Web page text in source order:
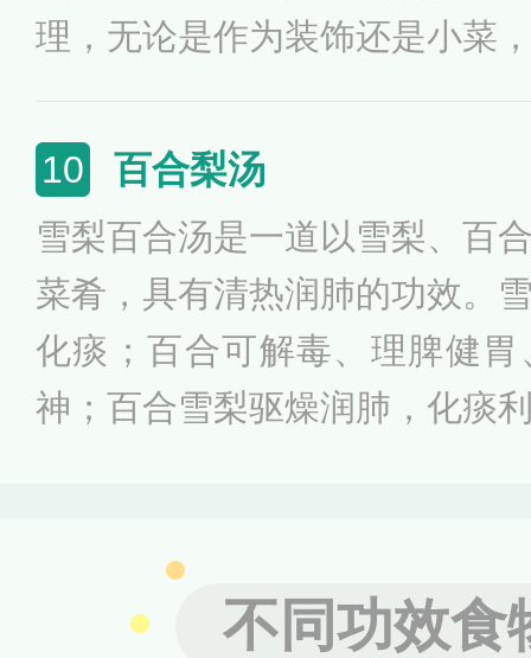
理，无论是作为装饰还是小菜
身体有足够的营养，减少食用
中含有大量的维生素c，能增
帮助。感冒流鼻涕要多喝一些
新陈代谢，同时要服用一些抗
加重。流鼻涕吃青菜可以清炒
是不错的选择。
10 百合梨汤
雪梨百合汤是一道以雪梨、百
菜肴，具有清热润肺的功效。
化痰；百合可解毒、理脾健
神；百合雪梨驱燥润肺，化痰
症加重。
不同功效食